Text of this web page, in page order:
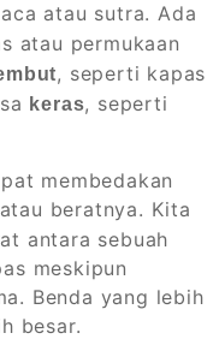
atau sutra. Ada
atau permukaan
, seperti kapas
keras, seperti
membedakan
atau beratnya. Kita
antara sebuah
meskipun
Benda yang lebih
besar.